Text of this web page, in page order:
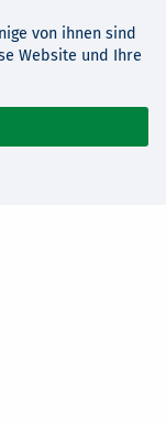
von ihnen sind
Website und Ihre